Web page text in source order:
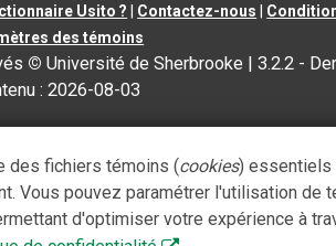
Usito ? Contactez-nous
des témoins
© Université de Sherbrooke |3.2.2 -
:2026-08-03
des fichiers témoins (cookies) essentiels
Vous pouvez paramétrer l'utilisation de
d'optimiser votre expérience à